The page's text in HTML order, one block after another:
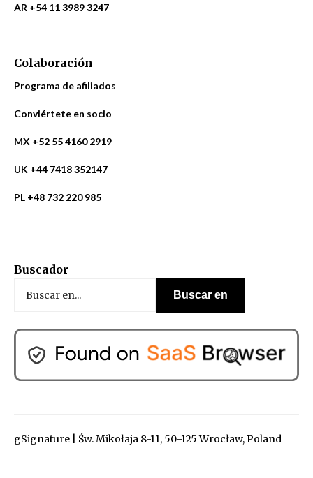
AR +54 11 3989 3247
Colaboración
Programa de afiliados
Conviértete en socio
MX +52 55 4160 2919
UK +44 7418 352147
PL +48 732 220 985
Buscador
gSignature | Św. Mikołaja 8-11, 50-125 Wrocław, Poland